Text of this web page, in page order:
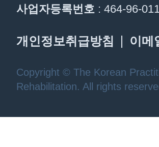
사업자등록번호 : 464-96-
개인정보취급방침 이메
Copyright © The Korean
Rehabilitation. All rights